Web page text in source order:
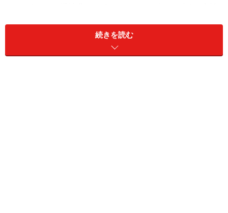
今回は本書から一部抜粋し、定例ミーティングの質を劇
続きを読む